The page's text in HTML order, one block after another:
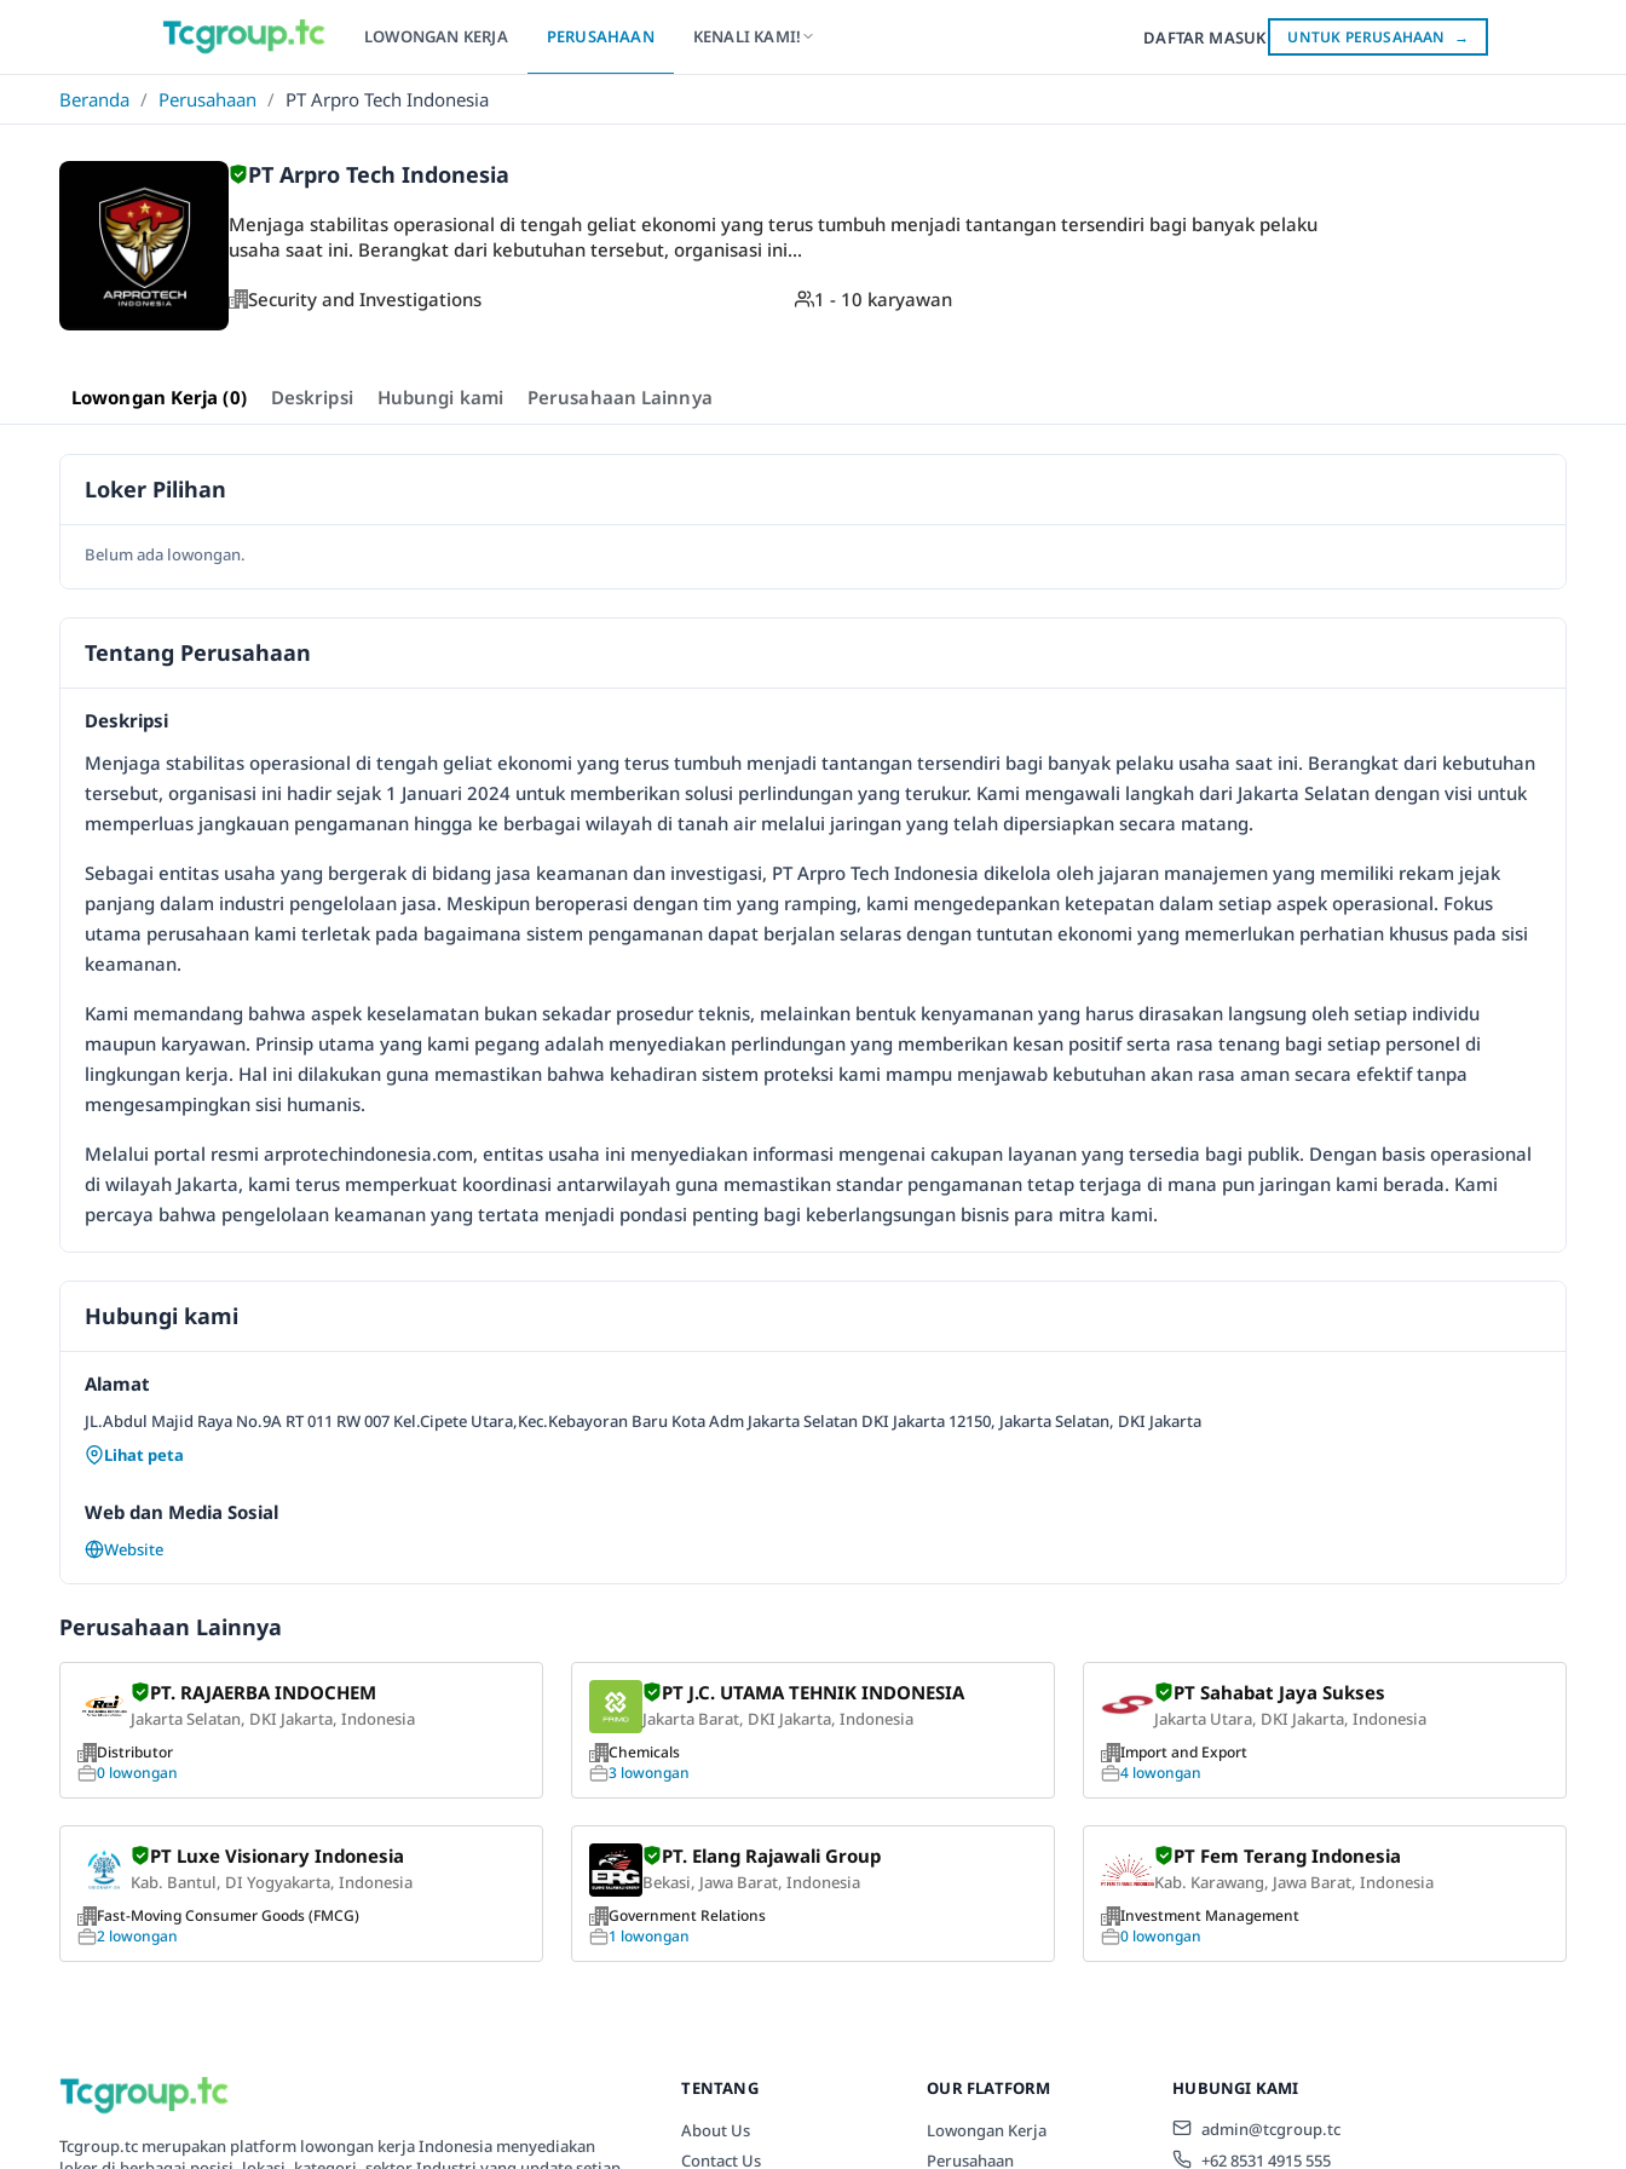
LOWONGAN KERJA PERUSAHAAN KENALI KAMI! DAFTAR MASUK UNTUK PERUSAHAAN →
Beranda / Perusahaan / PT Arpro Tech Indonesia
PT Arpro Tech Indonesia
Menjaga stabilitas operasional di tengah geliat ekonomi yang terus tumbuh menjadi tantangan tersendiri bagi banyak pelaku
usaha saat ini. Berangkat dari kebutuhan tersebut, organisasi ini...
Security and Investigations 1 - 10 karyawan
Lowongan Kerja (0) Deskripsi Hubungi kami Perusahaan Lainnya
Loker Pilihan
Belum ada lowongan.
Tentang Perusahaan
Deskripsi
Menjaga stabilitas operasional di tengah geliat ekonomi yang terus tumbuh menjadi tantangan tersendiri bagi banyak pelaku usaha saat ini. Berangkat dari kebutuhan
tersebut, organisasi ini hadir sejak 1 Januari 2024 untuk memberikan solusi perlindungan yang terukur. Kami mengawali langkah dari Jakarta Selatan dengan visi untuk
memperluas jangkauan pengamanan hingga ke berbagai wilayah di tanah air melalui jaringan yang telah dipersiapkan secara matang.
Sebagai entitas usaha yang bergerak di bidang jasa keamanan dan investigasi, PT Arpro Tech Indonesia dikelola oleh jajaran manajemen yang memiliki rekam jejak
panjang dalam industri pengelolaan jasa. Meskipun beroperasi dengan tim yang ramping, kami mengedepankan ketepatan dalam setiap aspek operasional. Fokus
utama perusahaan kami terletak pada bagaimana sistem pengamanan dapat berjalan selaras dengan tuntutan ekonomi yang memerlukan perhatian khusus pada sisi
keamanan.
Kami memandang bahwa aspek keselamatan bukan sekadar prosedur teknis, melainkan bentuk kenyamanan yang harus dirasakan langsung oleh setiap individu
maupun karyawan. Prinsip utama yang kami pegang adalah menyediakan perlindungan yang memberikan kesan positif serta rasa tenang bagi setiap personel di
lingkungan kerja. Hal ini dilakukan guna memastikan bahwa kehadiran sistem proteksi kami mampu menjawab kebutuhan akan rasa aman secara efektif tanpa
mengesampingkan sisi humanis.
Melalui portal resmi arprotechindonesia.com, entitas usaha ini menyediakan informasi mengenai cakupan layanan yang tersedia bagi publik. Dengan basis operasional
di wilayah Jakarta, kami terus memperkuat koordinasi antarwilayah guna memastikan standar pengamanan tetap terjaga di mana pun jaringan kami berada. Kami
percaya bahwa pengelolaan keamanan yang tertata menjadi pondasi penting bagi keberlangsungan bisnis para mitra kami.
Hubungi kami
Alamat
JL.Abdul Majid Raya No.9A RT 011 RW 007 Kel.Cipete Utara,Kec.Kebayoran Baru Kota Adm Jakarta Selatan DKI Jakarta 12150, Jakarta Selatan, DKI Jakarta
Lihat peta
Web dan Media Sosial
Website
Perusahaan Lainnya
PT. RAJAERBA INDOCHEM
Jakarta Selatan, DKI Jakarta, Indonesia
Distributor
0 lowongan
PT J.C. UTAMA TEHNIK INDONESIA
Jakarta Barat, DKI Jakarta, Indonesia
Chemicals
3 lowongan
PT Sahabat Jaya Sukses
Jakarta Utara, DKI Jakarta, Indonesia
Import and Export
4 lowongan
PT Luxe Visionary Indonesia
Kab. Bantul, DI Yogyakarta, Indonesia
Fast-Moving Consumer Goods (FMCG)
2 lowongan
PT. Elang Rajawali Group
Bekasi, Jawa Barat, Indonesia
Government Relations
1 lowongan
PT Fem Terang Indonesia
Kab. Karawang, Jawa Barat, Indonesia
Investment Management
0 lowongan
Tcgroup.tc merupakan platform lowongan kerja Indonesia menyediakan
TENTANG
About Us
Contact Us
OUR FLATFORM
Lowongan Kerja
Perusahaan
HUBUNGI KAMI
admin@tcgroup.tc
+62 8531 4915 555